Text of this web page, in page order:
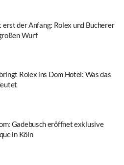
der Anfang: Rolex und Bucherer
Wurf
Rolex ins Dom Hotel: Was das
Gadebusch eröffnet exklusive
in Köln